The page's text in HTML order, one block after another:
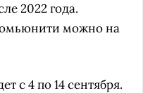
2022 года.
можно на
с 4 по 14 сентября.